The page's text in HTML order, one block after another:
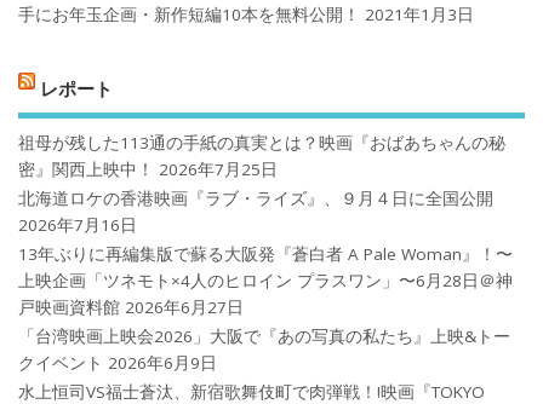
手にお年玉企画・新作短編10本を無料公開！
2021年1月3日
レポート
祖母が残した113通の手紙の真実とは？映画『おばあちゃんの秘
密』関西上映中！
2026年7月25日
北海道ロケの香港映画『ラブ・ライズ』、９月４日に全国公開
2026年7月16日
13年ぶりに再編集版で蘇る大阪発『蒼白者 A Pale Woman』！〜
上映企画「ツネモト×4人のヒロイン プラスワン」〜6月28日＠神
戸映画資料館 2026年6月27日
「台湾映画上映会2026」大阪で『あの写真の私たち』上映&トー
クイベント 2026年6月9日
水上恒司VS福士蒼汰、新宿歌舞伎町で肉弾戦！!映画『TOKYO